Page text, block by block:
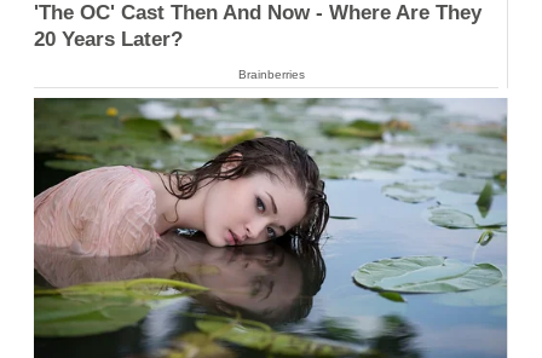
'The OC' Cast Then And Now - Where Are They
20 Years Later?
Brainberries